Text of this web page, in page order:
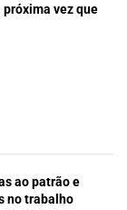
vez que
ao patrão e
no trabalho